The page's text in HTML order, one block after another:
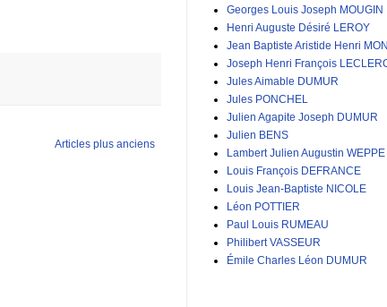
Articles plus anciens
Georges Louis Joseph MOUGIN
Henri Auguste Désiré LEROY
Jean Baptiste Aristide Henri
Joseph Henri François
Jules Aimable DUMUR
Jules PONCHEL
Julien Agapite Joseph DUMUR
Julien BENS
Lambert Julien Augustin WEPPE
Louis François DEFRANCE
Louis Jean-Baptiste NICOLE
Léon POTTIER
Paul Louis RUMEAU
Philibert VASSEUR
Émile Charles Léon DUMUR